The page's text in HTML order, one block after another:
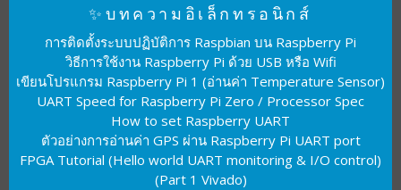
✨บทความอิเล็กทรอนิกส์
การติดตั้งระบบปฏิบัติการ Raspbian บน Raspberry Pi
วิธีการใช้งาน Raspberry Pi ด้วย USB หรือ Wifi
เขียนโปรแกรม Raspberry Pi 1 (อ่านค่า Temperature Sensor)
UART Speed for Raspberry Pi Zero / Processor Spec
How to set Raspberry UART
ตัวอย่างการอ่านค่า GPS ผ่าน Raspberry Pi UART port
FPGA Tutorial (Hello world UART monitoring & I/O control)
(Part 1 Vivado)